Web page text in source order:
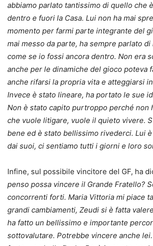
abbiamo parlato tantissimo di quello che
dentro e fuori la Casa. Lui non ha mai
momento per farmi parte integrante del
mai messo da parte, ha sempre parlato
come se io fossi ancora dentro. Non era
anche per le dinamiche del gioco poteva
anche rifarsi la propria vita e atteggiarsi
Invece è stato lineare, ha portato le sue
Non è stato capito purtroppo perché non
che vuole litigare, vuole il quieto vivere.
bene ed è stato bellissimo rivederci. Lui
dai suoi, ci sentiamo tutti i giorni e loro
Infine, sul possibile vincitore del GF, ha
penso possa vincere il Grande Fratello?
concorrenti forti. Maria Vittoria mi piace
grandi cambiamenti, Zeudi si è fatta
ha fatto un bellissimo e importante
sottovalutare. Potrebbe vincere anche